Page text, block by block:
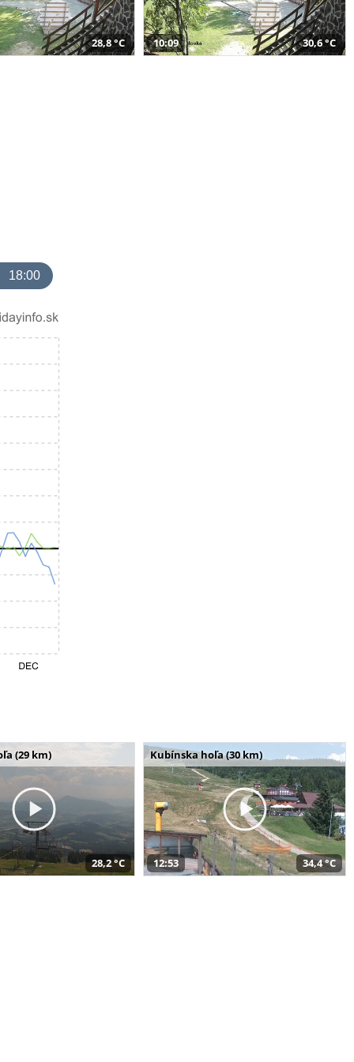
28,8 °C 10:09 30,6 °C
18:00
(29 km)
28,2 °C
Kubínska hoľa (30 km)
12:53 34,4 °C